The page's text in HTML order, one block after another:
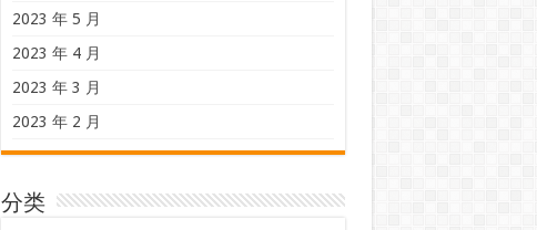
2023 年 5 月
2023 年 4 月
2023 年 3 月
2023 年 2 月
分类